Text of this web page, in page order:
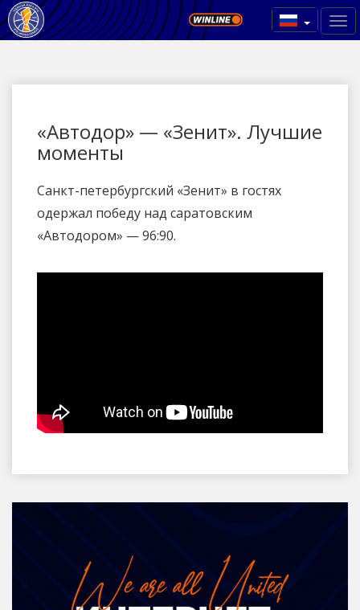
«Автодор» — «Зенит». Лучшие
моменты
Санкт-петербургский «Зенит» в гостях
одержал победу над саратовским
«Автодором» — 96:90.